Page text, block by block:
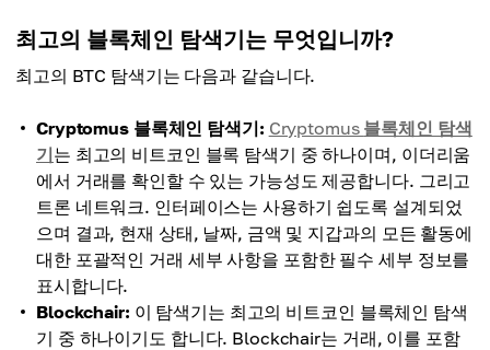
최고의 블록체인 탐색기는 무엇입니까?
최고의 BTC 탐색기는 다음과 같습니다.
Cryptomus 블록체인 탐색기: Cryptomus 블록체인 탐색
기는 최고의 비트코인 블록 탐색기 중 하나이며, 이더리움
에서 거래를 확인할 수 있는 가능성도 제공합니다. 그리고
트론 네트워크. 인터페이스는 사용하기 쉽도록 설계되었
으며 결과, 현재 상태, 날짜, 금액 및 지갑과의 모든 활동에
대한 포괄적인 거래 세부 사항을 포함한 필수 세부 정보를
표시합니다.
Blockchair: 이 탐색기는 최고의 비트코인 블록체인 탐색
기 중 하나이기도 합니다. Blockchair는 거래, 이를 포함